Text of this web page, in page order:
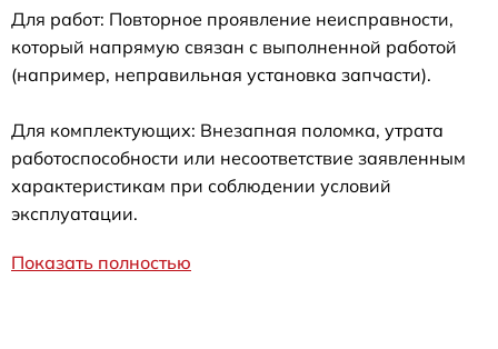
Для работ: Повторное проявление неисправности,
который напрямую связан с выполненной работой
(например, неправильная установка запчасти).
Для комплектующих: Внезапная поломка, утрата
работоспособности или несоответствие заявленным
характеристикам при соблюдении условий
эксплуатации.
Показать полностью